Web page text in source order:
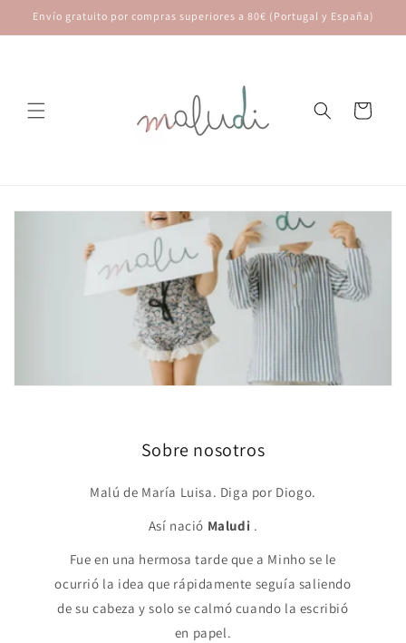
directamente
al contenido
Envío gratuito por compras superiores a 80€ (Portugal y España)
Carrito
Sobre nosotros
Malú de María Luisa. Diga por Diogo.
Así nació Maludi .
Fue en una hermosa tarde que a Minho se le
ocurrió la idea que rápidamente seguía saliendo
de su cabeza y solo se calmó cuando la escribió
en papel.